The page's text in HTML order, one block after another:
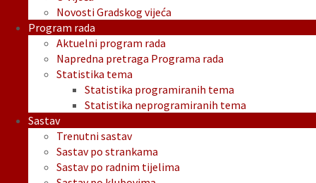
Novosti Gradskog vijeća
Program rada
Aktuelni program rada
Napredna pretraga Programa rada
Statistika tema
Statistika programiranih tema
Statistika neprogramiranih tema
Sastav
Trenutni sastav
Sastav po strankama
Sastav po radnim tijelima